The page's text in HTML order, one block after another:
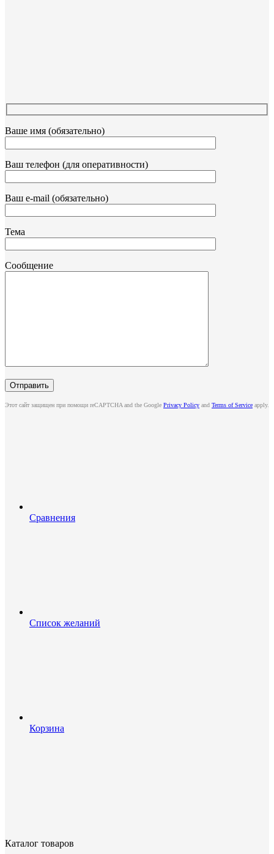
Ваше имя (обязательно)
Ваш телефон (для оперативности)
Ваш e-mail (обязательно)
Тема
Сообщение
Этот сайт защищен при помощи reCAPTCHA and the Google Privacy Policy and Terms of Service apply.
Сравнения
Список желаний
Корзина
Каталог товаров